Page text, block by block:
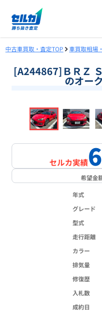
中古車買取・査定TOP 車買取相場
[A244867]ＢＲＺ
のオー
セルカ実績
希望金
年式
グレード
型式
走行距離
カラー
排気量
修復歴
入札数
成約日